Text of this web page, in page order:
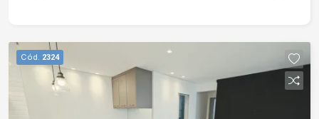
poliesportiva. Corretor João Ferreira CRECI
234.934 WhatsApp (12)99668-3140
Cód. 2324